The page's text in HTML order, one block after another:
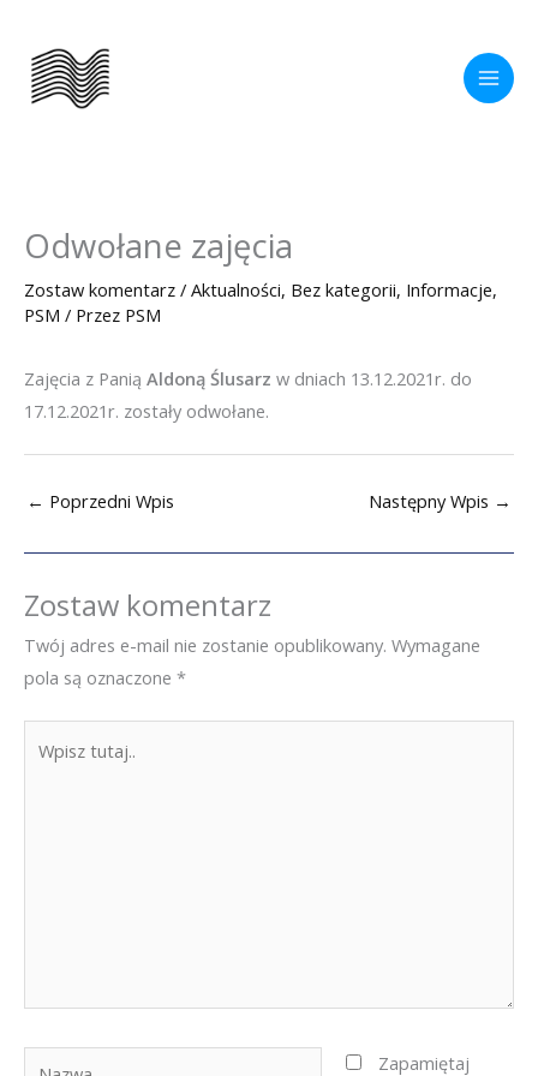
treści
Odwołane zajęcia
Zostaw komentarz / Aktualności, Bez kategorii, Informacje,
PSM / Przez PSM
Zajęcia z Panią Aldoną Ślusarz w dniach 13.12.2021r. do
17.12.2021r. zostały odwołane.
← Poprzedni Wpis Następny Wpis →
Zostaw komentarz
Twój adres e-mail nie zostanie opublikowany. Wymagane
pola są oznaczone *
tutaj..
Zapamiętaj